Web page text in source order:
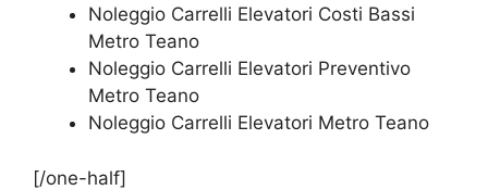
Noleggio Carrelli Elevatori Costi Bassi
Metro Teano
Noleggio Carrelli Elevatori Preventivo
Metro Teano
Noleggio Carrelli Elevatori Metro Teano
[/one-half]